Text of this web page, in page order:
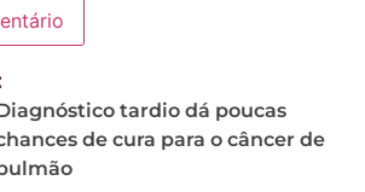
tardio dá poucas
de cura para o câncer de